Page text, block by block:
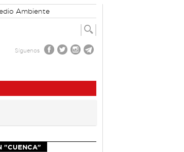
Ambiente
Síguenos
"CUENCA"